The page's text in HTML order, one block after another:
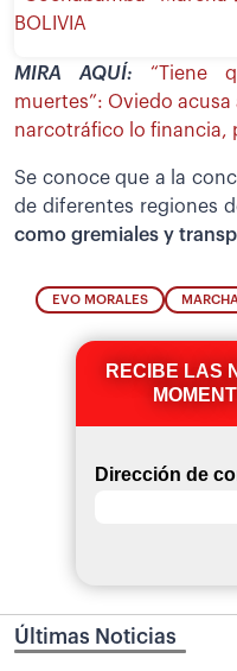
BOLIVIA
MIRA AQUÍ: “Tiene
muertes”: Oviedo
narcotráfico lo financia,
Se conoce que a la
de diferentes regiones
como gremiales y
EVO MORALES
RECIBE LAS
Dirección de
Últimas Noticias